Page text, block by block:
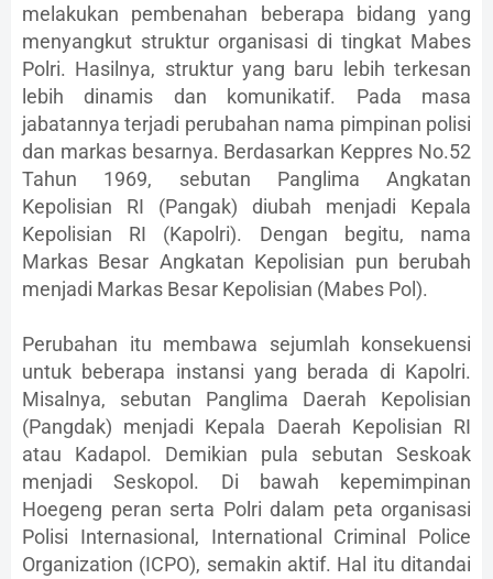
melakukan pembenahan beberapa bidang yang
menyangkut struktur organisasi di tingkat Mabes
Polri. Hasilnya, struktur yang baru lebih terkesan
lebih dinamis dan komunikatif. Pada masa
jabatannya terjadi perubahan nama pimpinan polisi
dan markas besarnya. Berdasarkan Keppres No.52
Tahun 1969, sebutan Panglima Angkatan
Kepolisian RI (Pangak) diubah menjadi Kepala
Kepolisian RI (Kapolri). Dengan begitu, nama
Markas Besar Angkatan Kepolisian pun berubah
menjadi Markas Besar Kepolisian (Mabes Pol).
Perubahan itu membawa sejumlah konsekuensi
untuk beberapa instansi yang berada di Kapolri.
Misalnya, sebutan Panglima Daerah Kepolisian
(Pangdak) menjadi Kepala Daerah Kepolisian RI
atau Kadapol. Demikian pula sebutan Seskoak
menjadi Seskopol. Di bawah kepemimpinan
Hoegeng peran serta Polri dalam peta organisasi
Polisi Internasional, International Criminal Police
Organization (ICPO), semakin aktif. Hal itu ditandai